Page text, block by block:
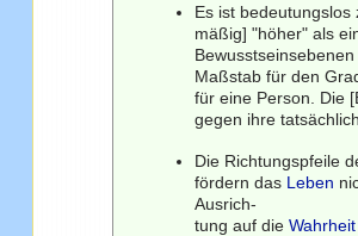
Es ist
mäßig] "höher" als
Maßstab für den
für eine Person. Die
gegen ihre
Die Richtungspfeile
fördern das Leben
Ausrich-
tung auf dieWahrheit